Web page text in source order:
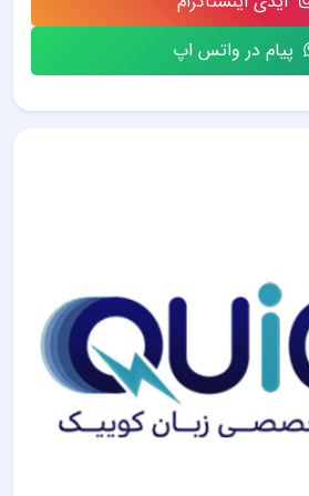
پیام در واتس اپ